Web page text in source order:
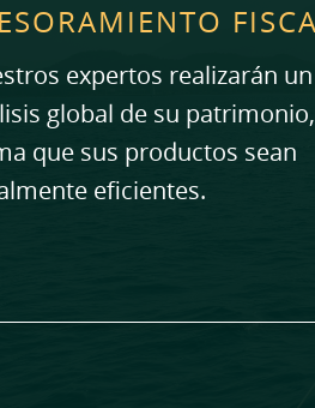
expertos realizarán un
global de su
que sus productos sean
eficientes.